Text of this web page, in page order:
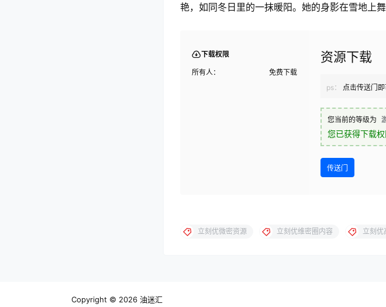
艳，如同冬日里的一抹暖阳。她的身影在雪地上
下载权限
所有人： 免费下载
资源下载
ps： 点击传送门
您当前的等级为
您已获得下载权
传送门
立刻优微密资源 立刻优维密圈内容 立刻优
Copyright © 2026 油迷汇